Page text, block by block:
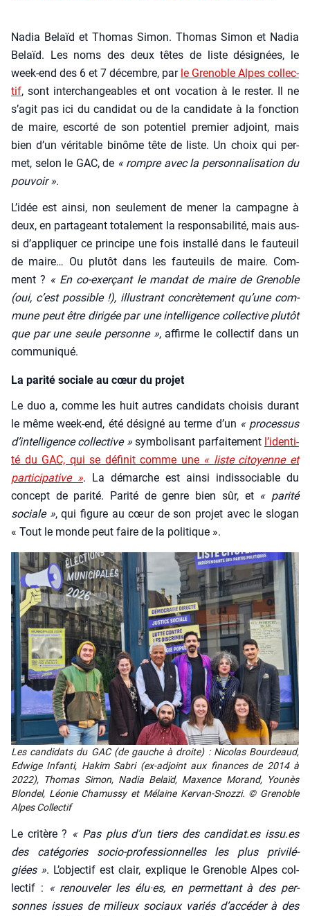
Nadia Belaïd et Tho­mas Simon. Tho­mas Simon et Nadia
Belaïd. Les noms des deux têtes de liste dési­gnées, le
week-end des 6 et 7 décembre, par le Gre­noble Alpes col­lec­
tif, sont inter­chan­geables et ont voca­tion à le res­ter. Il ne
s’a­git pas ici du can­di­dat ou de la can­di­date à la fonc­tion
de maire, escor­té de son poten­tiel pre­mier adjoint, mais
bien d’un véri­table binôme tête de liste. Un choix qui per­
met, selon le GAC, de « rompre avec la per­son­na­li­sa­tion du
pou­voir ».
L’i­dée est ain­si, non seule­ment de mener la cam­pagne à
deux, en par­ta­geant tota­le­ment la res­pon­sa­bi­li­té, mais aus­
si d’ap­pli­quer ce prin­cipe une fois ins­tal­lé dans le fau­teuil
de maire… Ou plu­tôt dans les fau­teuils de maire. Com­
ment ? « En co-exer­çant le man­dat de maire de Gre­noble
(oui, c’est pos­sible !), illus­trant concrè­te­ment qu’une com­
mune peut être diri­gée par une intel­li­gence col­lec­tive plu­tôt
que par une seule per­sonne », affirme le col­lec­tif dans un
com­mu­ni­qué.
La parité sociale au cœur du projet
Le duo a, comme les huit autres can­di­dats choi­sis durant
le même week-end, été dési­gné au terme d’un « pro­ces­sus
d’in­tel­li­gence col­lec­tive »sym­bo­li­sant par­fai­te­ment l’i­den­ti­
té du GAC, qui se défi­nit comme une « liste citoyenne et
par­ti­ci­pa­tive ». La démarche est ain­si indis­so­ciable du
concept de pari­té. Pari­té de genre bien sûr, et « pari­té
sociale », qui figure au cœur de son pro­jet avec le slo­gan
« Tout le monde peut faire de la poli­tique ».
Les can­di­dats du GAC (de gauche à droite) : Nico­las Bour­deaud,
Edwige Infan­ti, Hakim Sabri (ex-adjoint aux finances de 2014 à
2022), Tho­mas Simon, Nadia Belaïd, Maxence Morand, You­nès
Blon­del, Léo­nie Cha­mus­sy et Mélaine Ker­van-Snoz­zi. © Gre­noble
Alpes Col­lec­tif
Le cri­tère ? « Pas plus d’un tiers des candidat.es issu.es
des caté­go­ries socio-pro­fes­sion­nelles les plus pri­vi­lé­
giées ». L’objectif est clair, explique le Gre­noble Alpes col­
lec­tif : « renou­ve­ler les élu·es, en per­met­tant à des per­
sonnes issues de milieux sociaux variés d’accéder à des